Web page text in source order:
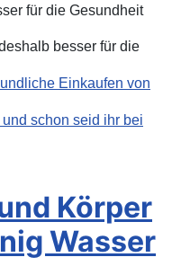
für die Gesundheit
besser für die
Einkaufen von
schon seid ihr bei
Körper
Wasser